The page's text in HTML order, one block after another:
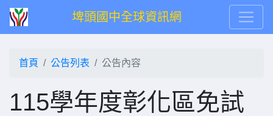
埤頭國中全球資訊網
首頁 公告列表 公告內容
115學年度彰化區免試